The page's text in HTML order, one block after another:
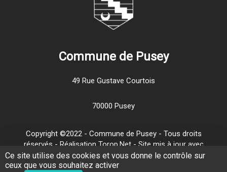
Commune de Pusey
49 Rue Gustave Courtois
70000 Pusey
Copyright ©2022 - Commune de Pusey - Tous droits
réservés - Réalisation Torop.Net - Site mis à jour avec
wsb-Mentions légales- Traitement de vos données
personnelles-
Ce site utilise des cookies et vous donne le contrôle sur
ceux que vous souhaitez activer